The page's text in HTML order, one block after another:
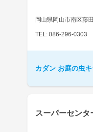
岡山県岡山市南区藤
TEL: 086-296-0303
カダン お庭の虫
スーパーセン